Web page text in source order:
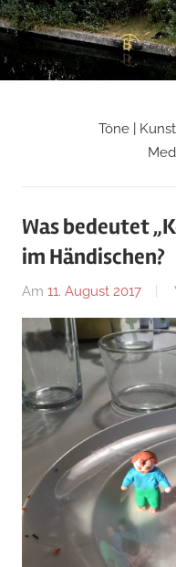
Zum
Inhalt
springen
Martin
Blog
Töne |
Was bedeutet
im Händischen?
Am 11. August 2017